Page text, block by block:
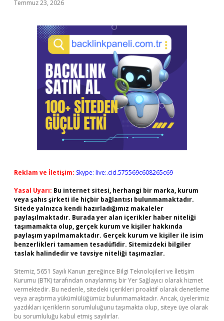
Temmuz 23, 2026
Reklam ve İletişim: Skype: live:.cid.575569c608265c69
Yasal Uyarı: Bu internet sitesi, herhangi bir marka, kurum
veya şahıs şirketi ile hiçbir bağlantısı bulunmamaktadır.
Sitede yalnızca kendi hazırladığımız makaleler
paylaşılmaktadır. Burada yer alan içerikler haber niteliği
taşımamakta olup, gerçek kurum ve kişiler hakkında
paylaşım yapılmamaktadır. Gerçek kurum ve kişiler ile isim
benzerlikleri tamamen tesadüfidir. Sitemizdeki bilgiler
taslak halindedir ve tavsiye niteliği taşımazlar.
Sitemiz, 5651 Sayılı Kanun gereğince Bilgi Teknolojileri ve İletişim
Kurumu (BTK) tarafından onaylanmış bir Yer Sağlayıcı olarak hizmet
vermektedir. Bu nedenle, sitedeki içerikleri proaktif olarak denetleme
veya araştırma yükümlülüğümüz bulunmamaktadır. Ancak, üyelerimiz
yazdıkları içeriklerin sorumluluğunu taşımakta olup, siteye üye olarak
bu sorumluluğu kabul etmiş sayılırlar.